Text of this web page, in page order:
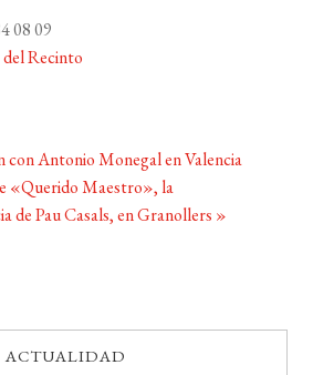
08 09
Recinto
con Antonio Monegal en Valencia
«Querido Maestro», la
de Pau Casals, en Granollers »
ACTUALIDAD